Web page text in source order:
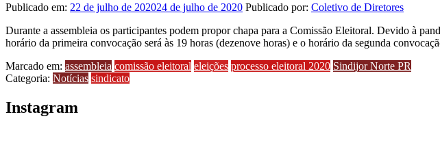
Publicado em: 22 de julho de 202024 de julho de 2020 Publicado por: Coletivo de Diretores
Durante a assembleia os participantes podem propor chapa para a Comissão Eleitoral. Devido à
horário da primeira convocação será às 19 horas (dezenove horas) e o horário da segunda
Marcado em: assembleia comissão eleitoral eleições processo eleitoral 2020 Sindijor Norte PR
Categoria: Notícias sindicato
Instagram